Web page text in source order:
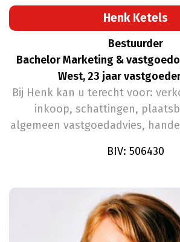
Henk Ketels
Bestuurder
Bachelor Marketing &
West, 23 jaar
Bij Henk kan u terecht voor:
inkoop, schattingen,
algemeen vastgoedadvies,
BIV: 506430